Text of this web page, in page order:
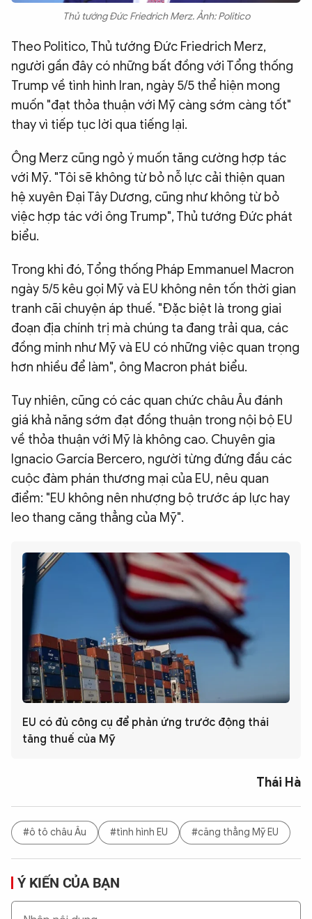
Thủ tướng Đức Friedrich Merz. Ảnh: Politico
Theo Politico, Thủ tướng Đức Friedrich Merz,
người gần đây có những bất đồng với Tổng thống
Trump về tình hình Iran, ngày 5/5 thể hiện mong
muốn "đạt thỏa thuận với Mỹ càng sớm càng tốt"
thay vì tiếp tục lời qua tiếng lại.
Ông Merz cũng ngỏ ý muốn tăng cường hợp tác
với Mỹ. "Tôi sẽ không từ bỏ nỗ lực cải thiện quan
hệ xuyên Đại Tây Dương, cũng như không từ bỏ
việc hợp tác với ông Trump", Thủ tướng Đức phát
biểu.
Trong khi đó, Tổng thống Pháp Emmanuel Macron
ngày 5/5 kêu gọi Mỹ và EU không nên tốn thời gian
tranh cãi chuyện áp thuế. "Đặc biệt là trong giai
đoạn địa chính trị mà chúng ta đang trải qua, các
đồng minh như Mỹ và EU có những việc quan trọng
hơn nhiều để làm", ông Macron phát biểu.
Tuy nhiên, cũng có các quan chức châu Âu đánh
giá khả năng sớm đạt đồng thuận trong nội bộ EU
về thỏa thuận với Mỹ là không cao. Chuyên gia
Ignacio García Bercero, người từng đứng đầu các
cuộc đàm phán thương mại của EU, nêu quan
điểm: "EU không nên nhượng bộ trước áp lực hay
leo thang căng thẳng của Mỹ".
EU có đủ công cụ để phản ứng trước động thái
tăng thuế của Mỹ
Thái Hà
#ô tô châu Âu #tình hình EU #căng thẳng Mỹ EU
Ý KIẾN CỦA BẠN